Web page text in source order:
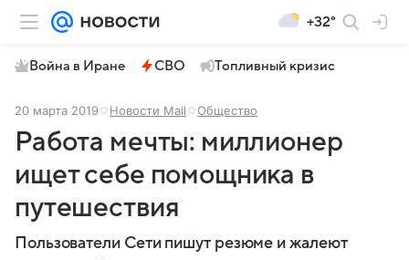
+32°
Война в Иране СВО Топливный кризис
20 марта 2019 Новости Mail Общество
Работа мечты: миллионер
ищет себе помощника в
путешествия
Пользователи Сети пишут резюме и жалеют